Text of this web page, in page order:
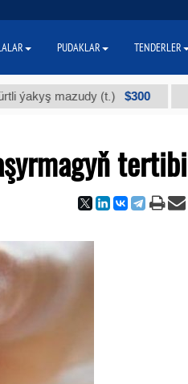
mazudy (t.) $300 "А"
tertibi
PUDAKLAR TENDERLER